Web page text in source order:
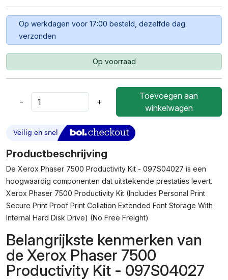
Op werkdagen voor 17:00 besteld, dezelfde dag
verzonden
Op voorraad
-
7500
Productivity
Kit
-
097S04027
Aantal
+
Toevoegen aan
winkelwagen
Productbeschrijving
De Xerox Phaser 7500 Productivity Kit - 097S04027 is een
hoogwaardig componenten dat uitstekende prestaties levert.
Xerox Phaser 7500 Productivity Kit (Includes Personal Print
Secure Print Proof Print Collation Extended Font Storage With
Internal Hard Disk Drive) (No Free Freight)
Belangrijkste kenmerken van
de Xerox Phaser 7500
Productivity Kit - 097S04027